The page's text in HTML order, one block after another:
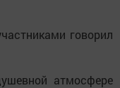
говорил
атмосфере